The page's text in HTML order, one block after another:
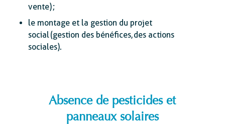
vente) ;
le montage et la gestion du projet
social (gestion des bénéfices, des actions
sociales).
Absence de pesticides et
panneaux solaires